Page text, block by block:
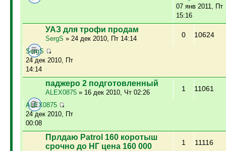
07 янв 2011, Пт
15:16
УАЗ для трофи продам
SergS » 24 дек 2010, Пт 14:14 0 10624
SergS
24 дек 2010, Пт
14:14
паджеро 2 подготовленный
ALEX0875» 16 дек 2010, Чт 02:26 1 11061
ALEX0875
24 дек 2010, Пт
00:08
Прлдаю Patrol 160 коротыш
срочно до НГ цена 160 000
1 11116